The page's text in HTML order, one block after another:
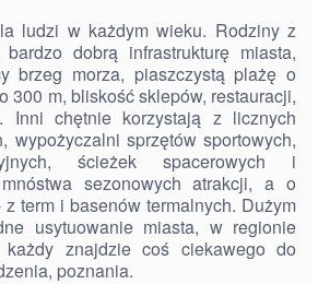
ludzi w każdym wieku. Rodziny z
dobrą infrastrukturę miasta,
brzeg morza, piaszczystą plażę o
300 m, bliskość sklepów, restauracji,
Inni chętnie korzystają z licznych
wypożyczalni sprzętów sportowych,
ścieżek spacerowych i
sezonowych atrakcji, a o
term i basenów termalnych. Dużym
usytuowanie miasta, w regionie
znajdzie coś ciekawego do
poznania.